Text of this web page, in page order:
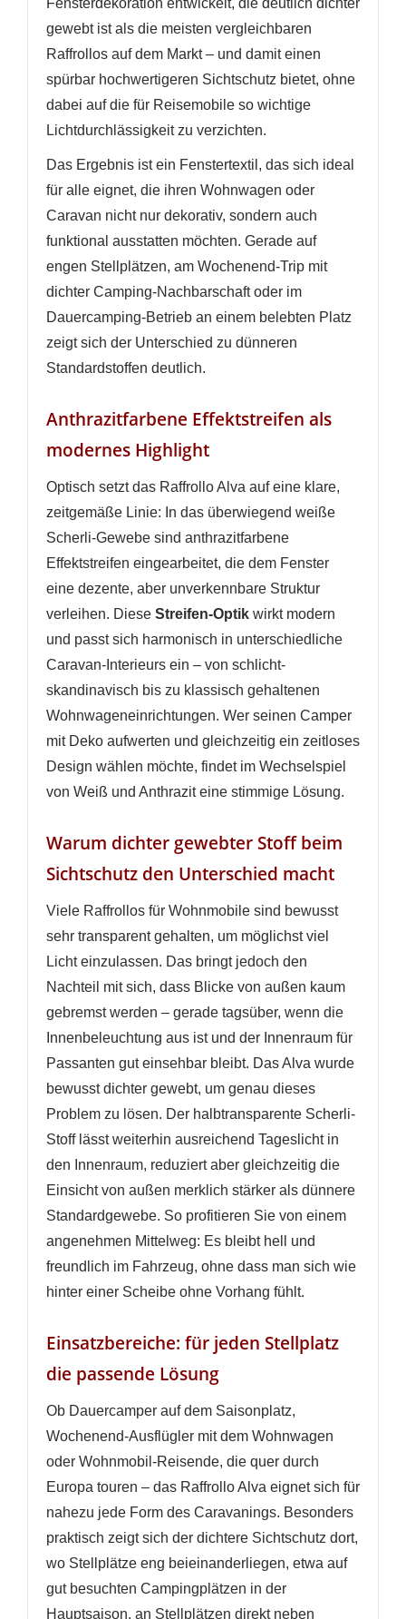
gewebt ist als die meisten vergleichbaren
Raffrollos auf dem Markt – und damit einen
spürbar hochwertigeren Sichtschutz bietet, ohne
dabei auf die für Reisemobile so wichtige
Lichtdurchlässigkeit zu verzichten.
Das Ergebnis ist ein Fenstertextil, das sich ideal
für alle eignet, die ihren Wohnwagen oder
Caravan nicht nur dekorativ, sondern auch
funktional ausstatten möchten. Gerade auf
engen Stellplätzen, am Wochenend-Trip mit
dichter Camping-Nachbarschaft oder im
Dauercamping-Betrieb an einem belebten Platz
zeigt sich der Unterschied zu dünneren
Standardstoffen deutlich.
Anthrazitfarbene Effektstreifen als
modernes Highlight
Optisch setzt das Raffrollo Alva auf eine klare,
zeitgemäße Linie: In das überwiegend weiße
Scherli-Gewebe sind anthrazitfarbene
Effektstreifen eingearbeitet, die dem Fenster
eine dezente, aber unverkennbare Struktur
verleihen. Diese Streifen-Optik wirkt modern
und passt sich harmonisch in unterschiedliche
Caravan-Interieurs ein – von schlicht-
skandinavisch bis zu klassisch gehaltenen
Wohnwageneinrichtungen. Wer seinen Camper
mit Deko aufwerten und gleichzeitig ein zeitloses
Design wählen möchte, findet im Wechselspiel
von Weiß und Anthrazit eine stimmige Lösung.
Warum dichter gewebter Stoff beim
Sichtschutz den Unterschied macht
Viele Raffrollos für Wohnmobile sind bewusst
sehr transparent gehalten, um möglichst viel
Licht einzulassen. Das bringt jedoch den
Nachteil mit sich, dass Blicke von außen kaum
gebremst werden – gerade tagsüber, wenn die
Innenbeleuchtung aus ist und der Innenraum für
Passanten gut einsehbar bleibt. Das Alva wurde
bewusst dichter gewebt, um genau dieses
Problem zu lösen. Der halbtransparente Scherli-
Stoff lässt weiterhin ausreichend Tageslicht in
den Innenraum, reduziert aber gleichzeitig die
Einsicht von außen merklich stärker als dünnere
Standardgewebe. So profitieren Sie von einem
angenehmen Mittelweg: Es bleibt hell und
freundlich im Fahrzeug, ohne dass man sich wie
hinter einer Scheibe ohne Vorhang fühlt.
Einsatzbereiche: für jeden Stellplatz
die passende Lösung
Ob Dauercamper auf dem Saisonplatz,
Wochenend-Ausflügler mit dem Wohnwagen
oder Wohnmobil-Reisende, die quer durch
Europa touren – das Raffrollo Alva eignet sich für
nahezu jede Form des Caravanings. Besonders
praktisch zeigt sich der dichtere Sichtschutz dort,
wo Stellplätze eng beieinanderliegen, etwa auf
gut besuchten Campingplätzen in der
Hauptsaison, an Stellplätzen direkt neben
AUF MEINE WUNSCHLISTE
WUNSCHLISTE ERSTELLEN
Name der Wunschliste
ANMELDEN
Sie müssen angemeldet sein, um Artikel Ihrer
Wunschliste hinzufügen zu können.